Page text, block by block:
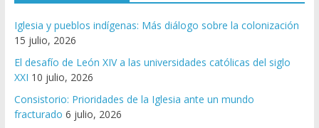
Iglesia y pueblos indígenas: Más diálogo sobre la colonización
15 julio, 2026
El desafío de León XIV a las universidades católicas del siglo
XXI 10 julio, 2026
Consistorio: Prioridades de la Iglesia ante un mundo
fracturado 6 julio, 2026